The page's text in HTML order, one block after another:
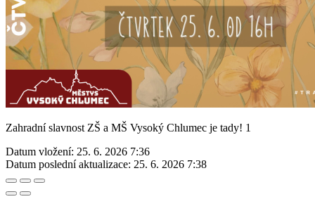
Zahradní slavnost ZŠ a MŠ Vysoký Chlumec je tady! 1
Datum vložení: 25. 6. 2026 7:36
Datum poslední aktualizace: 25. 6. 2026 7:38